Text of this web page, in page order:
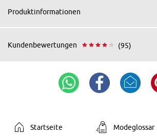
Produktinformationen
Kundenbewertungen (95)
Startseite Modeglossar